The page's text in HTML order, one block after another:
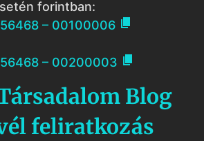
forintban:
– 00100006 
– 00200003 
Blog
feliratkozás